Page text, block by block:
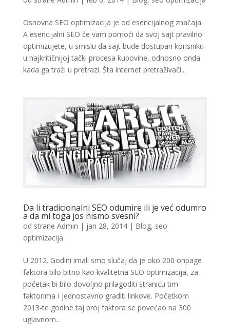
Osnovna SEO optimizacija je od esencijalnog značaja.
A esencijalni SEO će vam pomoći da svoj sajt pravilno
optimizujete, u smislu da sajt bude dostupan korisniku
u najkritičnijoj tački procesa kupovine, odnosno onda
kada ga traži u pretrazi. Šta internet pretraživači...
Da li tradicionalni SEO odumire ili je već odumro
a da mi toga jos nismo svesni?
od strane Admin | jan 28, 2014| Blog, seo
optimizacija
U 2012. Godini imali smo slučaj da je oko 200 onpage
faktora bilo bitno kao kvalitetna SEO optimizacija, za
početak bi bilo dovoljno prilagoditi stranicu tim
faktorima I jednostavno graditi linkove. Početkom
2013-te godine taj broj faktora se povećao na 300
uglavnom...